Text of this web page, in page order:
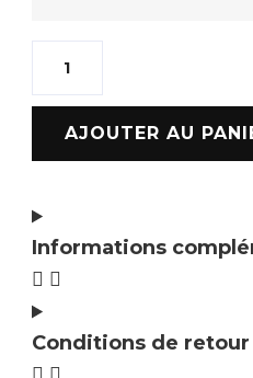
AJOUTER AU
Informations
Conditions de retour